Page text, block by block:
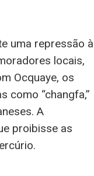
uma repressão à
locais,
Ocquaye, os
como “changfa,”
A
proibisse as